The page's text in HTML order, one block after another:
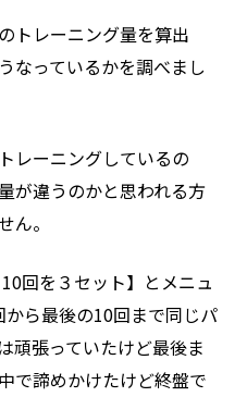
トレーニング量を算出
なっているかを調べまし
レーニングしているの
が違うのかと思われる方
ん。
回を３セット】とメニュ
ら最後の10回まで同じパ
頑張っていたけど最後ま
で諦めかけたけど終盤で